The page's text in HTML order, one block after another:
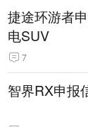
捷途环游者
电SUV
7
智界RX申报